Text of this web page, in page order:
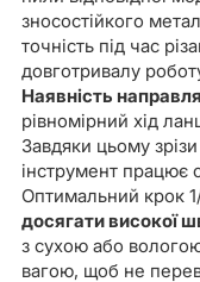
зносостійкого
точність під час
довготривалу
Наявність
рівномірний хід
Завдяки цьому
інструмент працює
Оптимальний крок
досягати високої
з сухою або
вагою, щоб не